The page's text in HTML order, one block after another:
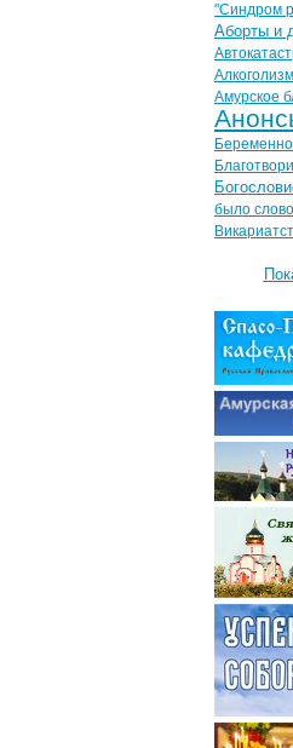
"Синдром
Аборты и
Алкоголизм
Амурское
было слово